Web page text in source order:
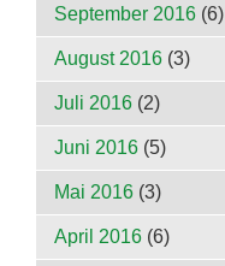
September 2016 (6)
August 2016 (3)
Juli 2016 (2)
Juni 2016 (5)
Mai 2016 (3)
April 2016 (6)